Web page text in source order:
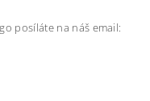
posíláte na náš email: